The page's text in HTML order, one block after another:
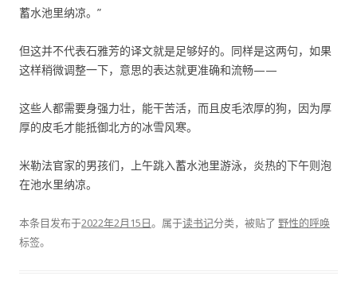
蓄水池里纳凉。”
但这并不代表石雅芳的译文就是足够好的。同样是这两句，如果
这样稍微调整一下，意思的表达就更准确和流畅——
这些人都需要身强力壮，能干苦活，而且皮毛浓厚的狗，因为厚
厚的皮毛才能抵御北方的冰雪风寒。
米勒法官家的男孩们，上午跳入蓄水池里游泳，炎热的下午则泡
在池水里纳凉。
本条目发布于2022年2月15日。属于读书记分类，被贴了 野性的呼唤
标签。